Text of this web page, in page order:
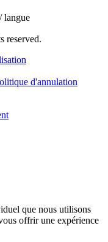
langue
reserved.
d'annulation
que nous utilisons
offrir une expérience